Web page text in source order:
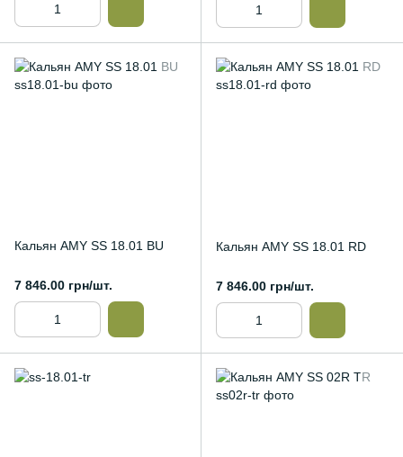
Кальян AMY SS 18.01 BU
7 846.00 грн/шт.
Кальян AMY SS 18.01 RD
7 846.00 грн/шт.